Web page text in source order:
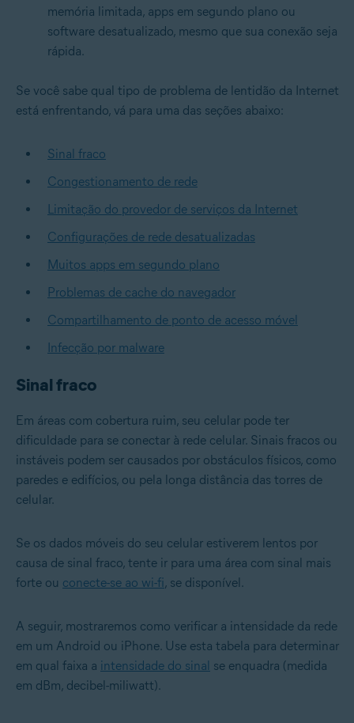
memória limitada, apps em segundo plano ou
software desatualizado, mesmo que sua conexão seja
rápida.
Se você sabe qual tipo de problema de lentidão da Internet
está enfrentando, vá para uma das seções abaixo:
Sinal fraco
Congestionamento de rede
Limitação do provedor de serviços da Internet
Configurações de rede desatualizadas
Muitos apps em segundo plano
Problemas de cache do navegador
Compartilhamento de ponto de acesso móvel
Infecção por malware
Sinal fraco
Em áreas com cobertura ruim, seu celular pode ter
dificuldade para se conectar à rede celular. Sinais fracos ou
instáveis podem ser causados por obstáculos físicos, como
paredes e edifícios, ou pela longa distância das torres de
celular.
Se os dados móveis do seu celular estiverem lentos por
causa de sinal fraco, tente ir para uma área com sinal mais
forte ou conecte-se ao wi-fi, se disponível.
A seguir, mostraremos como verificar a intensidade da rede
em um Android ou iPhone. Use esta tabela para determinar
em qual faixa a intensidade do sinal se enquadra (medida
em dBm, decibel-miliwatt).